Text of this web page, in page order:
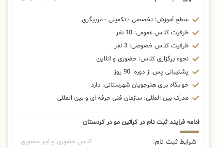
سطح آموزش: تخصصی - تکمیلی - مربیگری
ظرفیت کلاس عمومی: 10 نفر
ظرفیت کلاس خصوصی: 3 نفر
نحوه برگزاری کلاس: حضوری و آنلاین
پشتیبانی پس از دوره: 90 روز
خوابگاه برای هنرجویان شهرستانی: دارد
مدرک بین المللی: سازمان فنی حرفه ای و بین المللی
ادامه فرایند ثبت نام در کراتین مو در کردستان
شرایط ثبت نام: کلاس حضوری و غیر حضوری